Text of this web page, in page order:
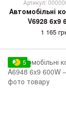
Артикул:
Автомобільні
V6928 6x9
1 165
5